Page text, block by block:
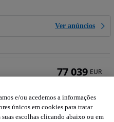
Ver anúncios
77 039 EUR
e/ou acedemos a informações
únicos em cookies para tratar
escolhas clicando abaixo ou em